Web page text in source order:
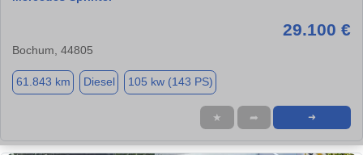
29.100 €
Bochum, 44805
61.843 km Diesel 105 kw (143 PS)
★ ➦ ➜